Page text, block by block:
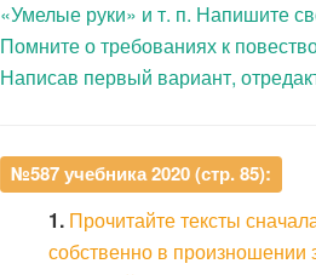
«Умелые руки» и т. п. Напишите
Помните о требованиях к
Написав первый вариант,
№587 учебника 2020 (стр. 85):
1. Прочитайте тексты
собственно в произношении